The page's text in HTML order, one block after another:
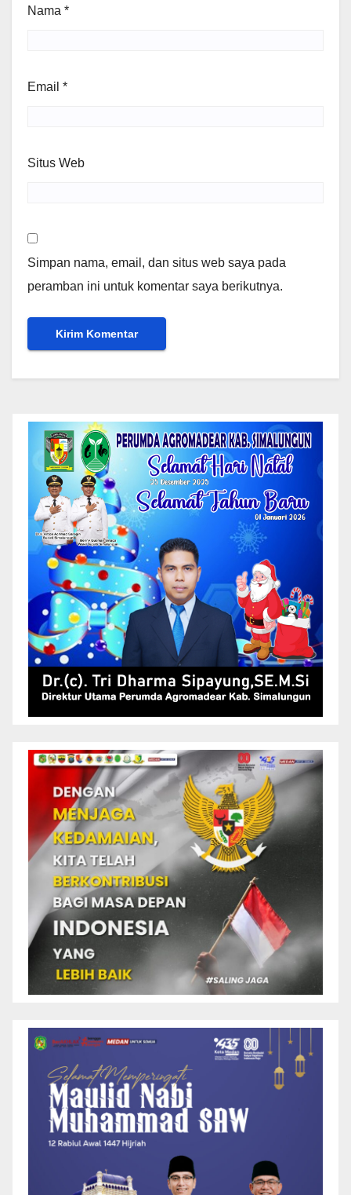
Nama *
Email *
Situs Web
Simpan nama, email, dan situs web saya pada
peramban ini untuk komentar saya berikutnya.